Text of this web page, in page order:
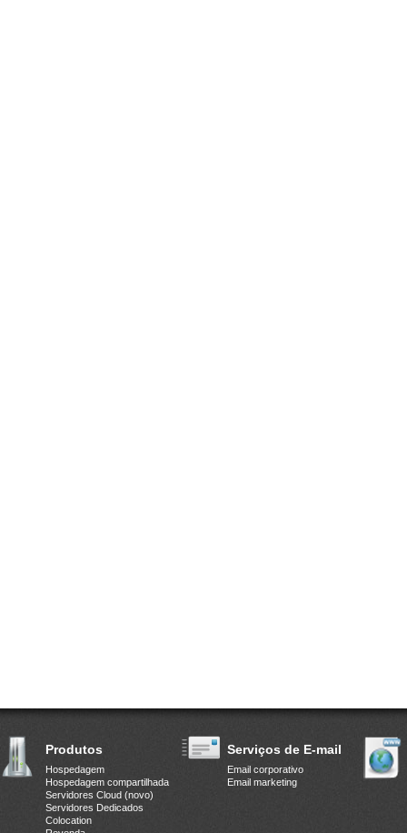
Produtos
Hospedagem
Hospedagem compartilhada
Servidores Cloud (novo)
Servidores Dedicados
Colocation
Serviços de E-mail
Email corporativo
Email marketing